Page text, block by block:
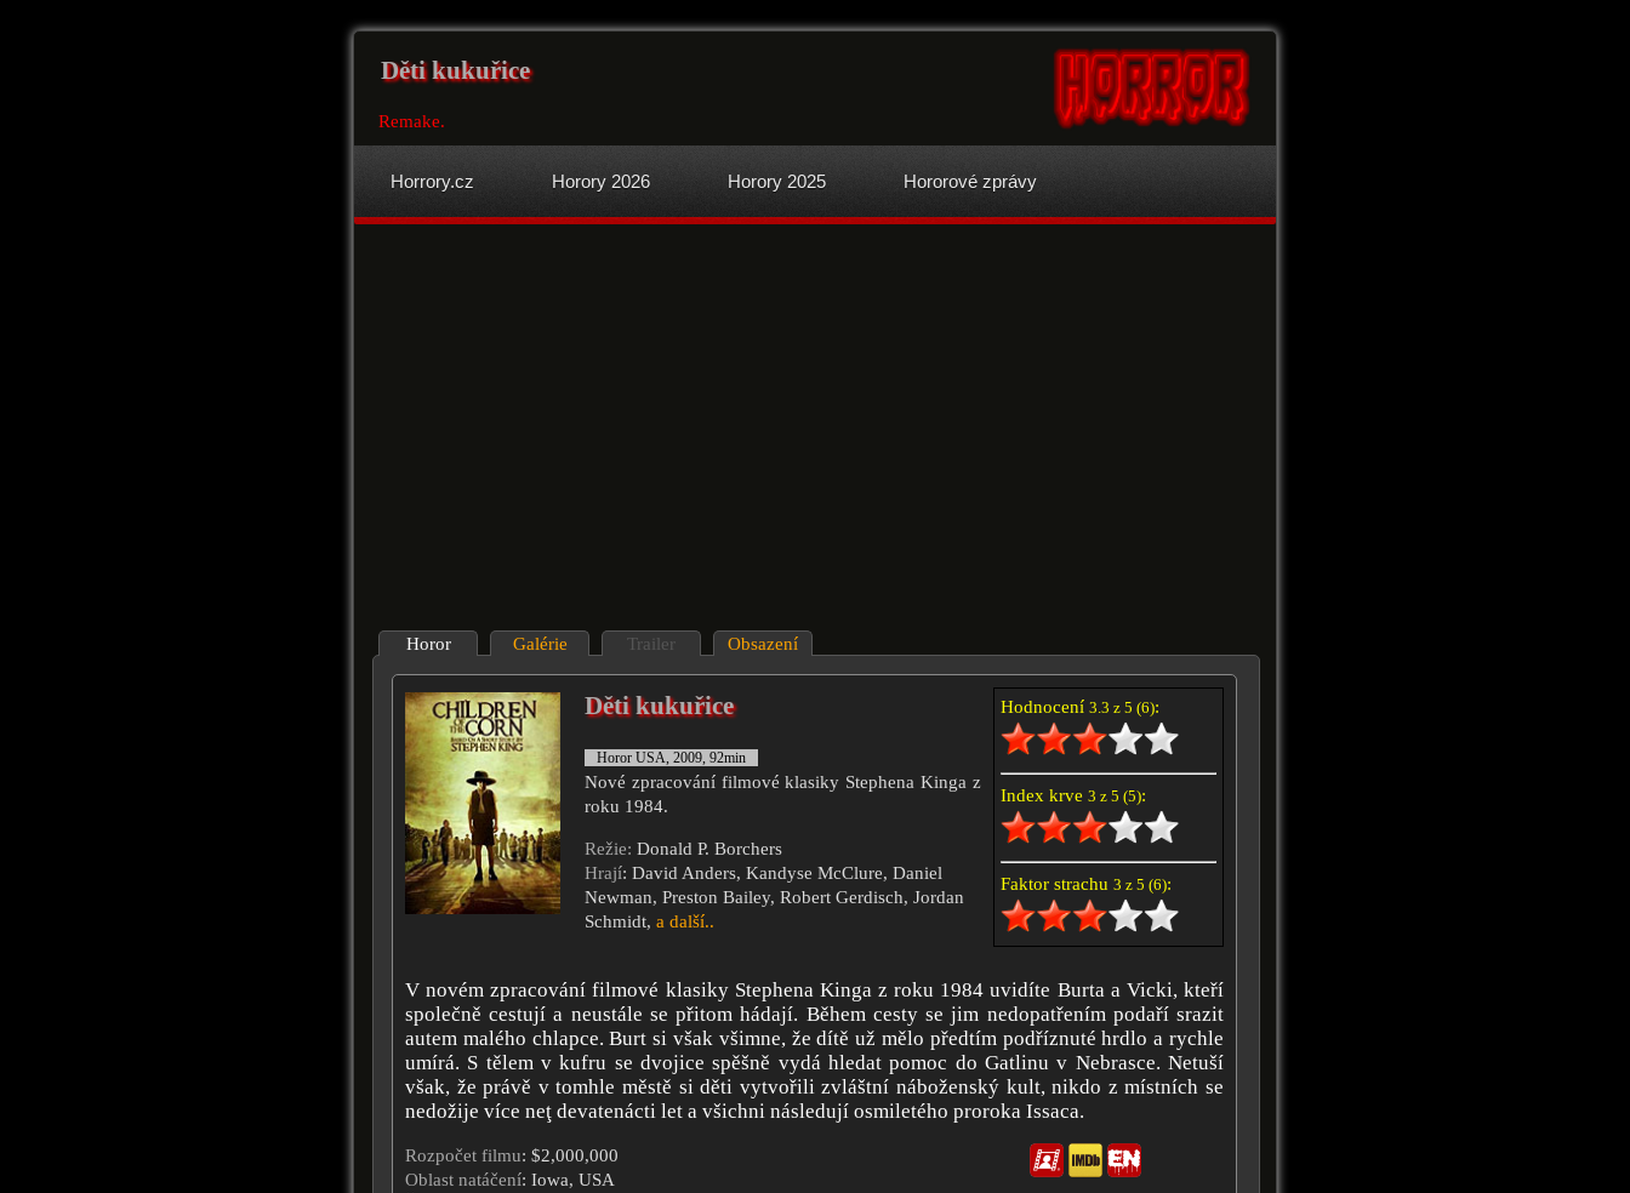
Děti kukuřice
Remake.
Horrory.cz Horory 2026 Horory 2025 Hororové zprávy
Horor Galérie Trailer Obsazení
Hodnocení 3.3 z 5 (6):
Index krve 3 z 5 (5):
Faktor strachu 3 z 5 (6):
Děti kukuřice
Horor USA, 2009, 92min
Nové zpracování filmové klasiky Stephena Kinga z
roku 1984.
Režie: Donald P. Borchers
Hrají: David Anders, Kandyse McClure, Daniel
Newman, Preston Bailey, Robert Gerdisch, Jordan
Schmidt, a další..
V novém zpracování filmové klasiky Stephena Kinga z roku 1984 uvidíte Burta a Vicki, kteří
společně cestují a neustále se přitom hádají. Během cesty se jim nedopatřením podaří srazit
autem malého chlapce. Burt si však všimne, že dítě už mělo předtím podříznuté hrdlo a rychle
umírá. S tělem v kufru se dvojice spěšně vydá hledat pomoc do Gatlinu v Nebrasce. Netuší
však, že právě v tomhle městě si děti vytvořili zvláštní náboženský kult, nikdo z místních se
nedožije více neţ devatenácti let a všichni následují osmiletého proroka Issaca.
Rozpočet filmu: $2,000,000
Oblast natáčení: Iowa, USA